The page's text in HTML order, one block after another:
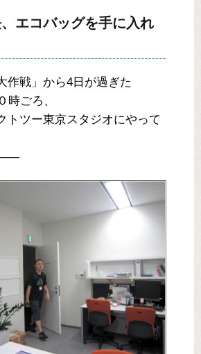
エコバッグを手に入れ
作戦」から4日が過ぎた
時ごろ、
トツー東京スタジオにやって